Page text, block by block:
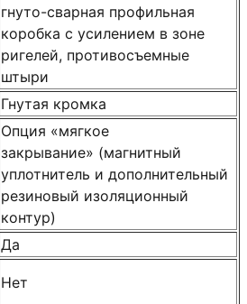
гнуто-сварная профильная
коробка с усилением в зоне
ригелей, противосъемные
штыри
Гнутая кромка
Опция «мягкое
закрывание» (магнитный
уплотнитель и дополнительный
резиновый изоляционный
контур)
Да
Нет